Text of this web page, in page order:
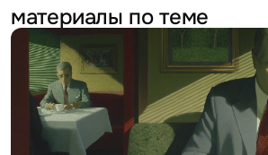
материалы по теме